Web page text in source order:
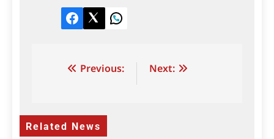
Facebook
TwitterLinkedIn
Post Previous: Next:
Related News